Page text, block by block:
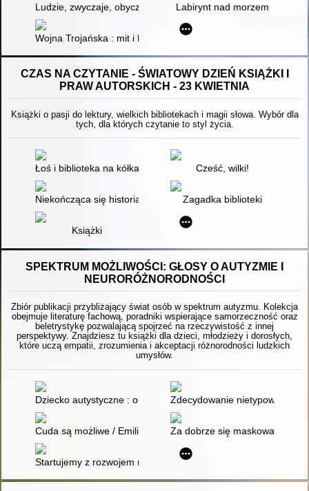
Ludzie, zwyczaje, obyczaje starożytnej Grecji i Rzymu
Labirynt nad morzem
Wojna Trojańska : mit i historia
CZAS NA CZYTANIE - ŚWIATOWY DZIEŃ KSIĄŻKI I
PRAW AUTORSKICH - 23 KWIETNIA
Książki o pasji do lektury, wielkich bibliotekach i magii słowa. Wybór dla
tych, dla których czytanie to styl życia.
Łoś i biblioteka na kółkach Cześć, wilki!
Niekończąca się historia Zagadka biblioteki
Książki
SPEKTRUM MOŻLIWOŚCI: GŁOSY O AUTYZMIE I
NEURORÓŻNORODNOŚCI
Zbiór publikacji przybliżający świat osób w spektrum autyzmu. Kolekcja
obejmuje literaturę fachową, poradniki wspierające samorzeczność oraz
beletrystykę pozwalającą spojrzeć na rzeczywistość z innej
perspektywy. Znajdziesz tu książki dla dzieci, młodzieży i dorosłych,
które uczą empatii, zrozumienia i akceptacji różnorodności ludzkich
umysłów.
Dziecko autystyczne : objawy i wspomaganie : prawdziwa
Zdecydowanie nietypowy
Cuda są możliwe / Emilia LitwinkoZa dobrze się maskowałam :
Startujemy z rozwojem mowy w autyzmie : przewodnik dla